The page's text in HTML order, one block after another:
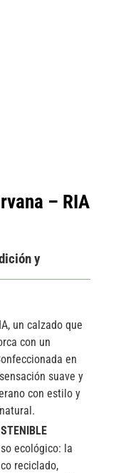
– RIA
y
un calzado que
con un
en
suave y
con estilo y
ecológico: la
reciclado,